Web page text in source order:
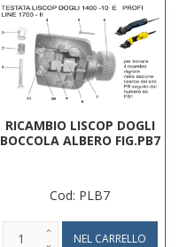
RICAMBIO LISCOP DOGLI
BOCCOLA ALBERO FIG.PB7
Cod: PLB7